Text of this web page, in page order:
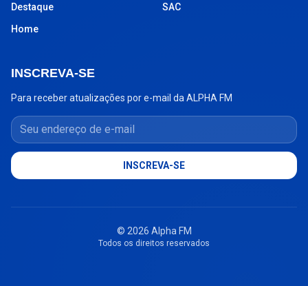
Destaque
Home
SAC
INSCREVA-SE
Para receber atualizações por e-mail da ALPHA FM
Seu endereço de e-mail
INSCREVA-SE
© 2026 Alpha FM
Todos os direitos reservados